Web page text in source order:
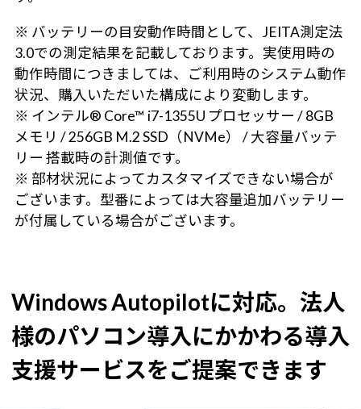
※ バッテリーの目安動作時間として、JEITA測定法
3.0での測定結果を記載しております。実使用時の
動作時間につきましては、ご利用時のシステム動作
状況、購入いただいた構成により変動します。
※ インテル® Core™ i7-1355U プロセッサー / 8GB
メモリ / 256GB M.2 SSD（NVMe） / 大容量バッテ
リー 搭載時の計測値です。
※ 部材状況によってカスタマイズできない場合が
ございます。型番によっては大容量追加バッテリー
が付属している場合がございます。
Windows Autopilotに対応。 法人
様のパソコン導入にかかわる導入
支援サービスをご提案できます